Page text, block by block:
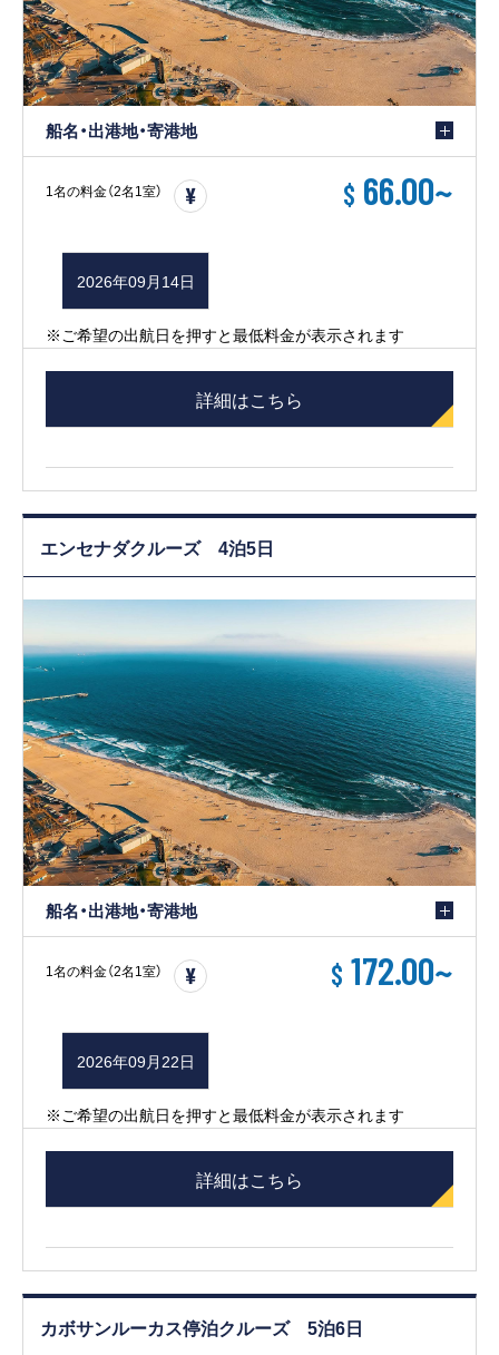
船名・出港地・寄港地
1名の料金（2名1室） $ 66.00~
2026年09月14日
※ご希望の出航日を押すと最低料金が表示されます
詳細はこちら
エンセナダクルーズ 4泊5日
船名・出港地・寄港地
1名の料金（2名1室） $ 172.00~
2026年09月22日
※ご希望の出航日を押すと最低料金が表示されます
詳細はこちら
カボサンルーカス停泊クルーズ 5泊6日